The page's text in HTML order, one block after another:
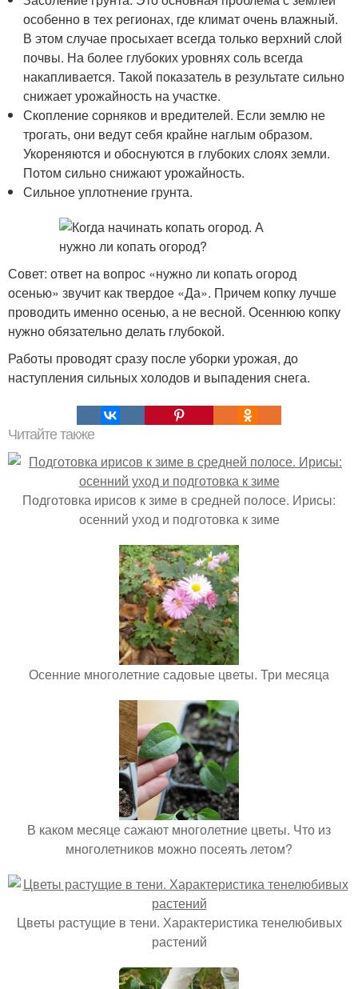
особенно в тех регионах, где климат очень влажный.
В этом случае просыхает всегда только верхний слой
почвы. На более глубоких уровнях соль всегда
накапливается. Такой показатель в результате сильно
снижает урожайность на участке.
Скопление сорняков и вредителей. Если землю не
трогать, они ведут себя крайне наглым образом.
Укореняются и обоснуются в глубоких слоях земли.
Потом сильно снижают урожайность.
Сильное уплотнение грунта.
Совет: ответ на вопрос «нужно ли копать огород
осенью» звучит как твердое «Да». Причем копку лучше
проводить именно осенью, а не весной. Осеннюю копку
нужно обязательно делать глубокой.
Работы проводят сразу после уборки урожая, до
наступления сильных холодов и выпадения снега.
Читайте также
Подготовка ирисов к зиме в средней полосе. Ирисы:
осенний уход и подготовка к зиме
Осенние многолетние садовые цветы. Три месяца
В каком месяце сажают многолетние цветы. Что из
многолетников можно посеять летом?
Цветы растущие в тени. Характеристика тенелюбивых
растений